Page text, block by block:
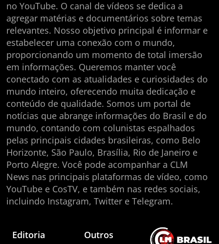
no YouTube. O canal de vídeos se dedica a
agregar matérias e documentários sobre temas
relevantes. Nosso objetivo principal é informar e
estabelecer uma conexão com o mundo,
proporcionando um momento de total imersão
em informações. Queremos manter você
conectado com as atualidades e curiosidades do
mundo inteiro, oferecendo muita dedicação e
conteúdo de qualidade. Somos um portal de
notícias que abrange informações do Brasil e do
mundo, contando com colunistas espalhados
pelas principais cidades brasileiras, como Belo
Horizonte, São Paulo, Brasília, Rio de Janeiro e
Porto Alegre. Você pode acompanhar a CLM
News nas principais plataformas de vídeo, como
YouTube e CosTV, e também nas redes sociais,
incluindo Instagram, Twitter e Telegram.
Editoria Outros